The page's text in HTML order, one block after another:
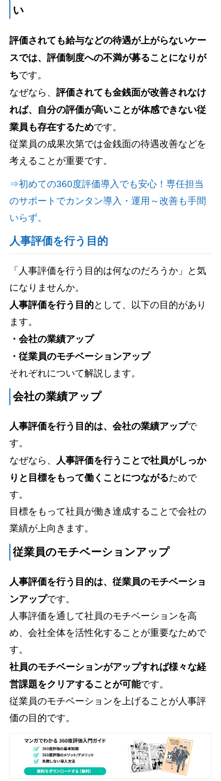
い
評価されても給与などの待遇が上がらないケー
スでは、評価制度への不満が募ることになりが
ちです。
なぜなら、評価されても金銭面が改善されなけ
れば、自分の評価が高いことが体感できない従
業員も存在するためです。
従業員の成果次第では金銭面の待遇改善などを
考えることが重要です。
⇒初めての360度評価導入でも安心！専任担当
のサポートでカンタン導入・運用～改善も手間
いらず。
人事評価を行う目的
「人事評価を行う目的は何なのだろうか」と気
になりませんか。
人事評価を行う目的として、以下の目的があり
ます。
・会社の業績アップ
・従業員のモチベーションアップ
それぞれについて解説します。
会社の業績アップ
人事評価を行う目的は、会社の業績アップで
す。
なぜなら、 人事評価を行うことで社員がしっか
りと目標をもって働くことにつながるためで
す。
目標をもって社員が働き達成することで会社の
業績が上向きます。
従業員のモチベーションアップ
人事評価を行う目的は、従業員のモチベーショ
ンアップです。
人事評価を通して社員のモチベーションを高
め、会社全体を活性化することが重要なためで
す。
社員のモチベーションがアップすれば様々な経
営課題をクリアすることが可能です。
従業員のモチベーションを上げることが人事評
価の目的です。